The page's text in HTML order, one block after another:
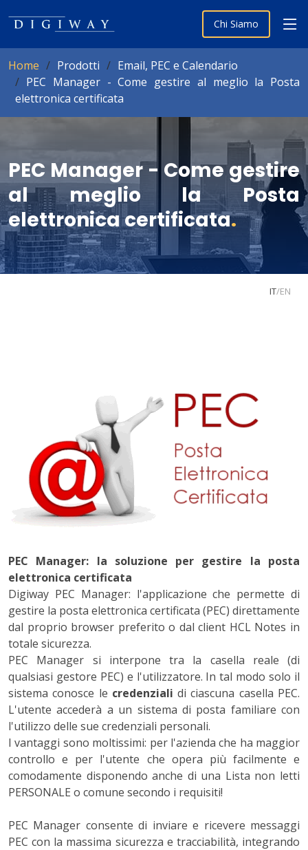
Chi Siamo
Home Prodotti
Email, PEC e Calendario
PEC Manager - Come gestire al meglio la Posta
elettronica certificata
PEC Manager - Come gestire
al meglio la Posta
elettronica certificata.
IT/EN
PEC Manager: la soluzione per gestire la posta
elettronica certificata
Digiway PEC Manager: l'applicazione che permette di
gestire la posta elettronica certificata (PEC) direttamente
dal proprio browser preferito o dal client HCL Notes in
totale sicurezza.
PEC Manager si interpone tra la casella reale (di
qualsiasi gestore PEC) e l'utilizzatore. In tal modo solo il
sistema conosce le credenziali di ciascuna casella PEC.
L'utente accederà a un sistema di posta familiare con
l'utilizzo delle sue credenziali personali.
I vantaggi sono moltissimi: per l'azienda che ha maggior
controllo e per l'utente che opera più facilmente e
comodamente disponendo anche di una Lista non letti
PERSONALE o comune secondo i requisiti!
PEC Manager consente di inviare e ricevere messaggi
PEC con la massima sicurezza e tracciabilità, integrando